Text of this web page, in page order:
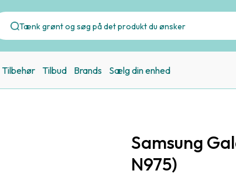
Tilbehør Tilbud Brands Sælg din enhed
Samsung
N975)